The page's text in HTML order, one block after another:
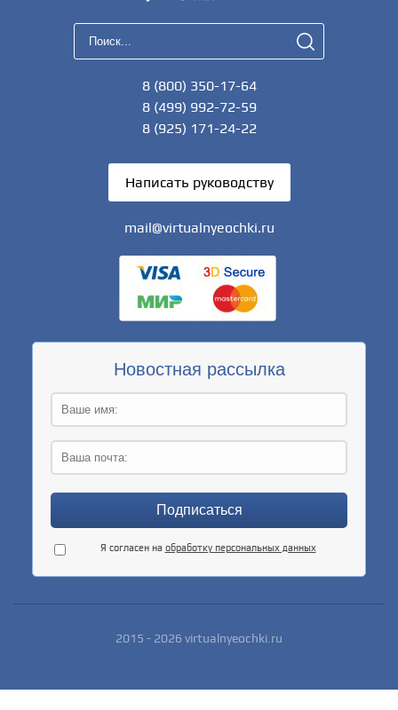
8 (800) 350-17-64
8 (499) 992-72-59
8 (925) 171-24-22
Написать руководству
mail@virtualnyeochki.ru
Новостная рассылка
Я согласен на обработку персональных данных
2015 - 2026 virtualnyeochki.ru